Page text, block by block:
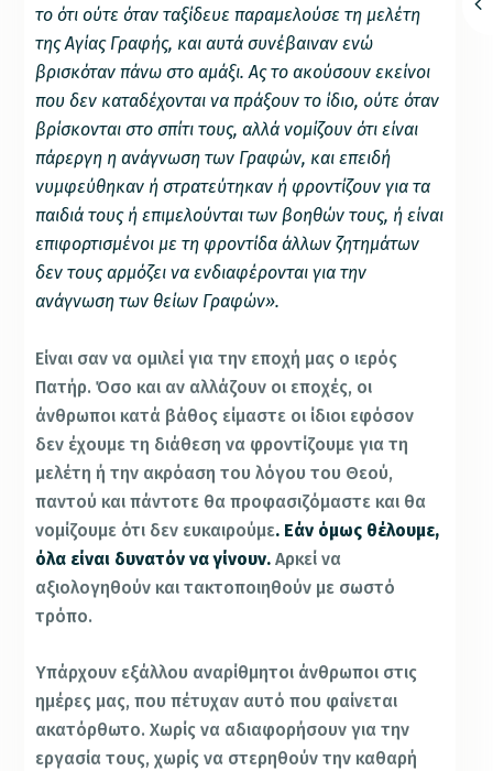
το ότι ούτε όταν ταξίδευε παραμελούσε τη μελέτη
της Αγίας Γραφής, και αυτά συνέβαιναν ενώ
βρισκόταν πάνω στο αμάξι. Ας το ακούσουν εκείνοι
που δεν καταδέχονται να πράξουν το ίδιο, ούτε όταν
βρίσκονται στο σπίτι τους, αλλά νομίζουν ότι είναι
πάρεργη η ανάγνωση των Γραφών, και επειδή
νυμφεύθηκαν ή στρατεύτηκαν ή φροντίζουν για τα
παιδιά τους ή επιμελούνται των βοηθών τους, ή είναι
επιφορτισμένοι με τη φροντίδα άλλων ζητημάτων
δεν τους αρμόζει να ενδιαφέρονται για την
ανάγνωση των θείων Γραφών».
Είναι σαν να ομιλεί για την εποχή μας ο ιερός
Πατήρ. Όσο και αν αλλάζουν οι εποχές, οι
άνθρωποι κατά βάθος είμαστε οι ίδιοι εφόσον
δεν έχουμε τη διάθεση να φροντίζουμε για τη
μελέτη ή την ακρόαση του λόγου του Θεού,
παντού και πάντοτε θα προφασιζόμαστε και θα
νομίζουμε ότι δεν ευκαιρούμε. Εάν όμως θέλουμε,
όλα είναι δυνατόν να γίνουν. Αρκεί να
αξιολογηθούν και τακτοποιηθούν με σωστό
τρόπο.
Υπάρχουν εξάλλου αναρίθμητοι άνθρωποι στις
ημέρες μας, που πέτυχαν αυτό που φαίνεται
ακατόρθωτο. Χωρίς να αδιαφορήσουν για την
εργασία τους, χωρίς να στερηθούν την καθαρή